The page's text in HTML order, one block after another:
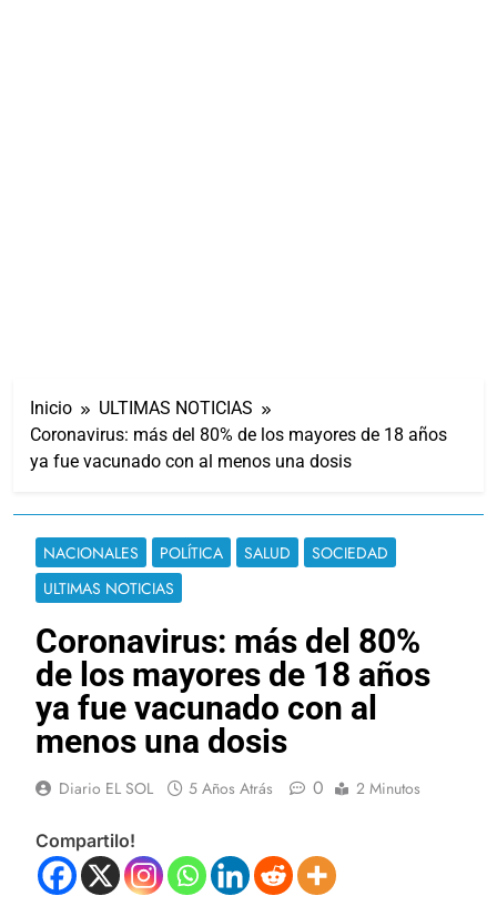
Inicio
ULTIMAS NOTICIAS
Coronavirus: más del 80% de los mayores de 18 años
ya fue vacunado con al menos una dosis
NACIONALES POLÍTICA SALUD
SOCIEDAD
ULTIMAS NOTICIAS
Coronavirus: más del 80%
de los mayores de 18 años
ya fue vacunado con al
menos una dosis
Diario EL SOL 5 Años Atrás 0 2 Minutos
Compartilo!